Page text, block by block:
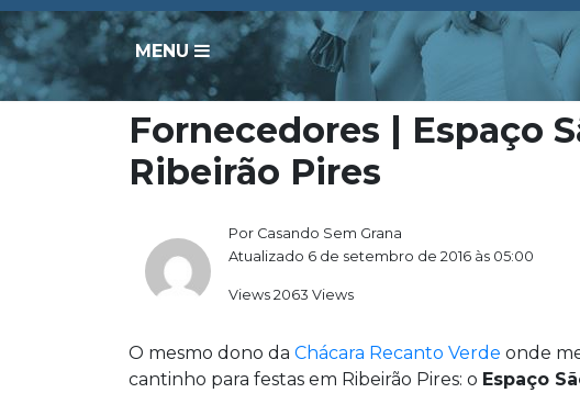
MENU
Fornecedores | Espaço
Ribeirão Pires
Por Casando Sem Grana
Atualizado 6 de setembro de 2016 às 05:00
Views 2063 Views
O mesmo dono da Chácara Recanto Verde onde
cantinho para festas em Ribeirão Pires: o Espaço